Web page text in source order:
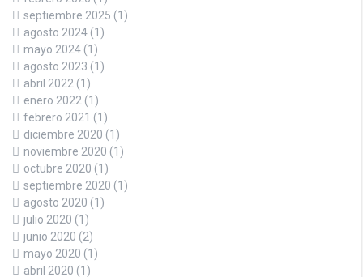
septiembre 2025 (1)
agosto 2024 (1)
mayo 2024 (1)
agosto 2023 (1)
abril 2022 (1)
enero 2022 (1)
febrero 2021 (1)
diciembre 2020 (1)
noviembre 2020 (1)
octubre 2020 (1)
septiembre 2020 (1)
agosto 2020 (1)
julio 2020 (1)
junio 2020 (2)
mayo 2020 (1)
abril 2020 (1)